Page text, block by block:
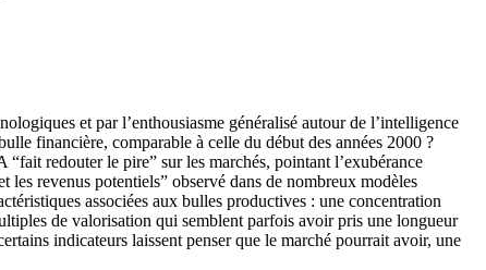
et par l’enthousiasme généralisé autour de l’intelligence
financière, comparable à celle du début des années 2000 ?
redouter le pire” sur les marchés, pointant l’exubérance
les revenus potentiels” observé dans de nombreux modèles
associées aux bulles productives : une concentration
de valorisation qui semblent parfois avoir pris une longueur
indicateurs laissent penser que le marché pourrait avoir, une